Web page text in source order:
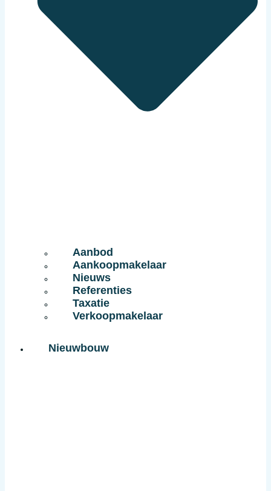
Aanbod
Aankoopmakelaar
Nieuws
Referenties
Taxatie
Verkoopmakelaar
Nieuwbouw